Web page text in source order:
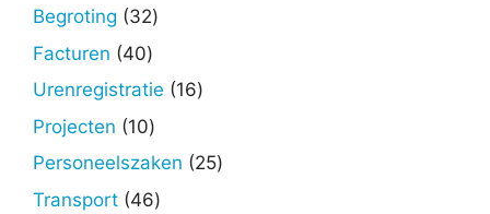
Begroting 3232
Facturen 4040
producten
Urenregistratie 1616
Projecten 1010
producten
Personeelszaken 2525
Transport 4646